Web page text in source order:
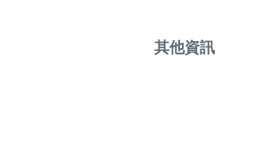
其他資訊